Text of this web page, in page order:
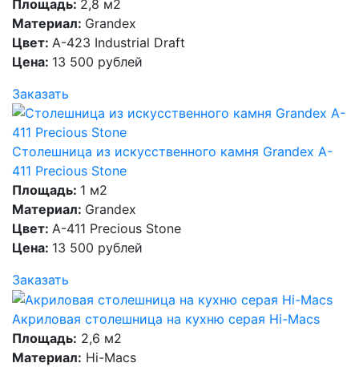
Площадь: 2,8 м2
Материал: Grandex
Цвет: A-423 Industrial Draft
Цена: 13 500 рублей
Заказать
Столешница из искусственного камня Grandex A-
411 Precious Stone
Площадь: 1 м2
Материал: Grandex
Цвет: A-411 Precious Stone
Цена: 13 500 рублей
Заказать
Акриловая столешница на кухню серая Hi-Macs
Площадь: 2,6 м2
Материал: Hi-Macs